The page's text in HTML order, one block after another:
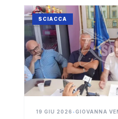
SCIACCA
19 GIU 2026 •GIOVANNA